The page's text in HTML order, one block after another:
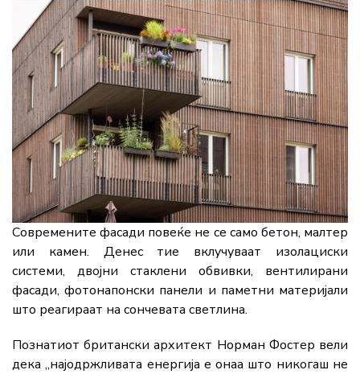
Современите фасади повеќе не се само бетон, малтер
или камен. Денес тие вклучуваат изолациски
системи, двојни стаклени обвивки, вентилирани
фасади, фотонапонски панели и паметни материјали
што реагираат на сончевата светлина.
Познатиот британски архитект Норман Фостер вели
дека „најодржливата енергија е онаа што никогаш не